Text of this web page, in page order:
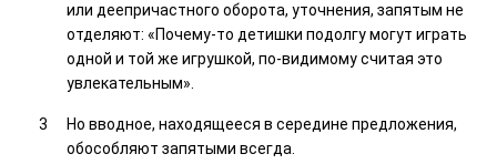
или деепричастного оборота, уточнения, запятым не
отделяют: «Почему-то детишки подолгу могут играть
одной и той же игрушкой, по-видимому считая это
увлекательным».
Но вводное, находящееся в середине предложения,
обособляют запятыми всегда.